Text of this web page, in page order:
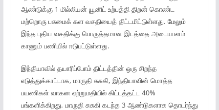
ஆண்டுக்கு 1 மில்லியன் யூனிட் உற்பத்தி திறன் கொண்ட
மற்றொரு பசுமைக் கள வசதியைத் திட்டமிட்டுள்ளது. மேலும்
இந்த புதிய வசதிக்கு பொருத்தமான இடத்தை அடையாளம்
காணும் பணியில் ஈடுபட்டுள்ளது.
இந்தியாவில் தயாரிப்போம் திட்டத்தின் ஒரு சிறந்த
எடுத்துக்காட்டாக, மாருதி சுசுகி, இந்தியாவின் மொத்த
பயணிகள் வாகன ஏற்றுமதியில் கிட்டத்தட்ட 40%
பங்களிக்கிறது. மாருதி சுசுகி கடந்த 3 ஆண்டுகளாக தொடர்ந்து